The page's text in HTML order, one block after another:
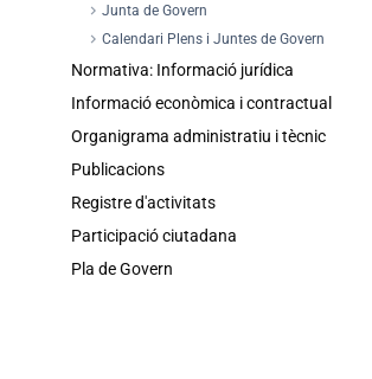
chevron_right Junta de Govern
chevron_right Calendari Plens i Juntes de Govern
Normativa: Informació jurídica
Informació econòmica i contractual
Organigrama administratiu i tècnic
Publicacions
Registre d'activitats
Participació ciutadana
Pla de Govern